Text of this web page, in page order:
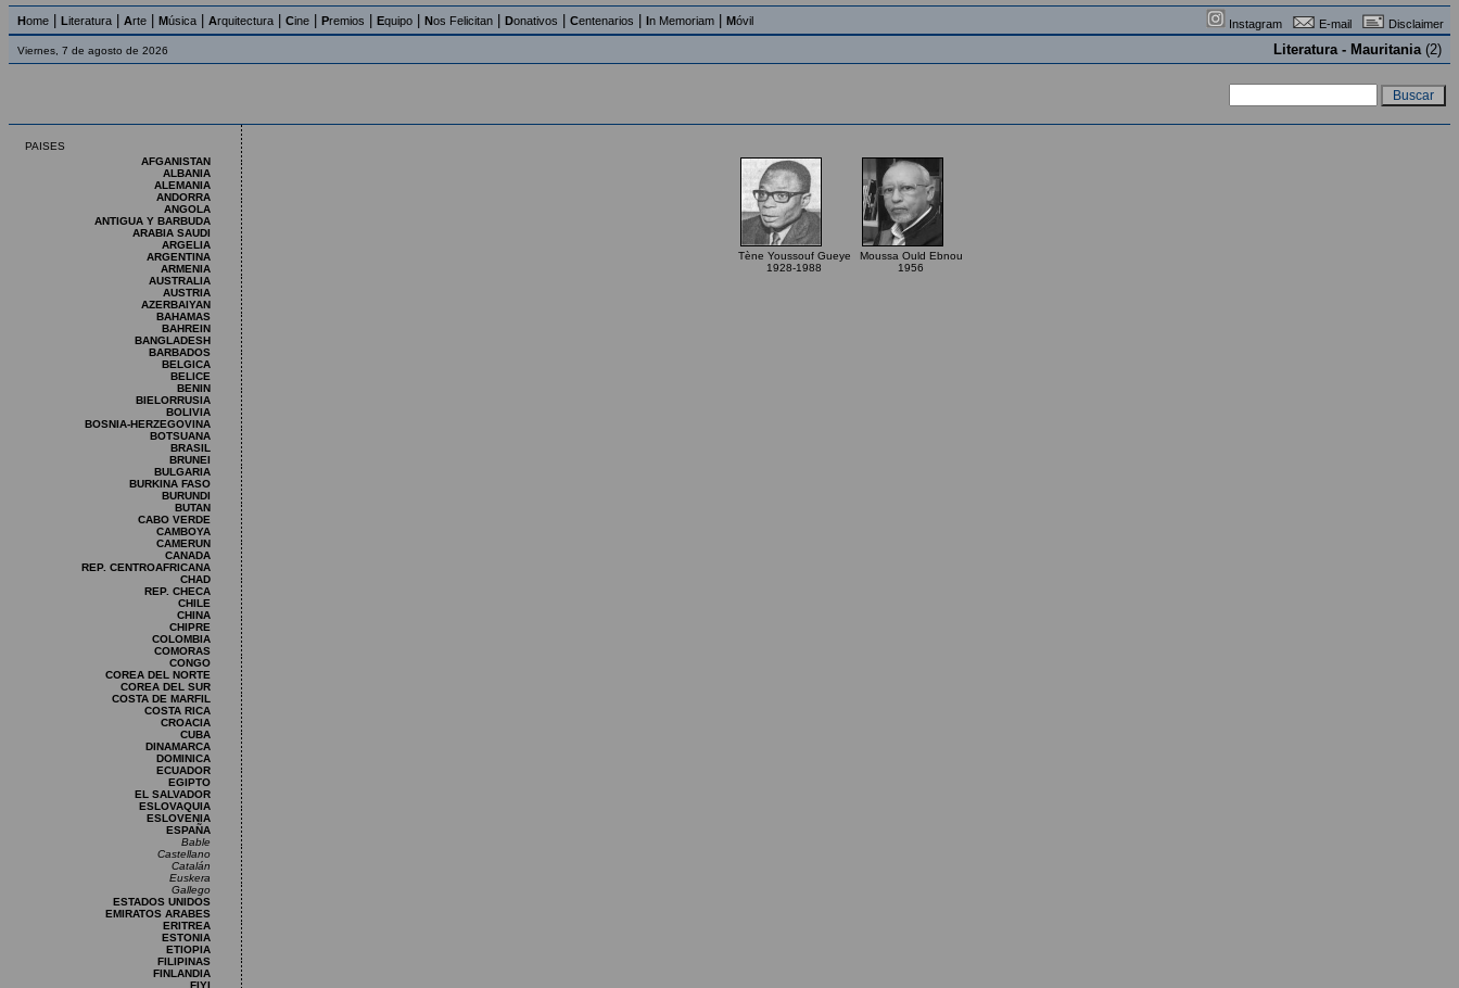
Home Literatura Arte Música Arquitectura Cine Premios Equipo Nos Felicitan Donativos Centenarios In Memoriam Móvil Instagram E-mail Disclaimer
Viernes, 7 de agosto de 2026 Literatura - Mauritania(2)
PAISES
AFGANISTAN
ALBANIA
ALEMANIA
ANDORRA
ANGOLA
ANTIGUA Y BARBUDA
ARABIA SAUDI
ARGELIA
ARGENTINA
ARMENIA
AUSTRALIA
AUSTRIA
AZERBAIYAN
BAHAMAS
BAHREIN
BANGLADESH
BARBADOS
BELGICA
BELICE
BENIN
BIELORRUSIA
BOLIVIA
BOSNIA-HERZEGOVINA
BOTSUANA
BRASIL
BRUNEI
BULGARIA
BURKINA FASO
BURUNDI
BUTAN
CABO VERDE
CAMBOYA
CAMERUN
CANADA
REP. CENTROAFRICANA
CHAD
REP. CHECA
CHILE
CHINA
CHIPRE
COLOMBIA
COMORAS
CONGO
COREA DEL NORTE
COREA DEL SUR
COSTA DE MARFIL
COSTA RICA
CROACIA
CUBA
DINAMARCA
DOMINICA
ECUADOR
EGIPTO
EL SALVADOR
ESLOVAQUIA
ESLOVENIA
ESPAÑA
Bable
Castellano
Catalán
Euskera
Gallego
ESTADOS UNIDOS
EMIRATOS ARABES
ERITREA
ESTONIA
ETIOPIA
FILIPINAS
FINLANDIA
FIYI
Tène Youssouf Gueye
1928-1988
Moussa Ould Ebnou
1956